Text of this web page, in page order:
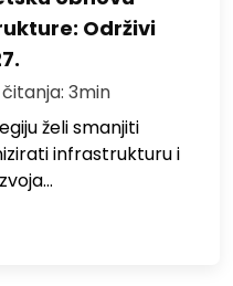
Održivi
3min
želi smanjiti
infrastrukturu i